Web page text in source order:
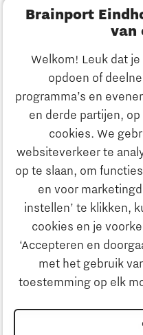
Brainport
van
Welkom! Leuk dat
opdoen of
programma’s en
en derde partijen,
cookies. We
websiteverkeer te
op te slaan, om
en voor
instellen’ te klikken,
cookies en je
‘Accepteren en
met het gebruik
toestemming op elk
Ontdek
Innovatie
Ondernemen
Onderwijs
Innovatie
Ondernemen
Onderwijs
Maatschappelijk
Strategie &
Zoeken
Contact
Naar internationale